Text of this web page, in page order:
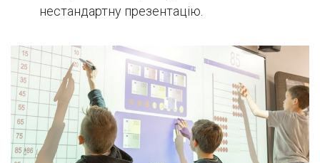
нестандартну презентацію.